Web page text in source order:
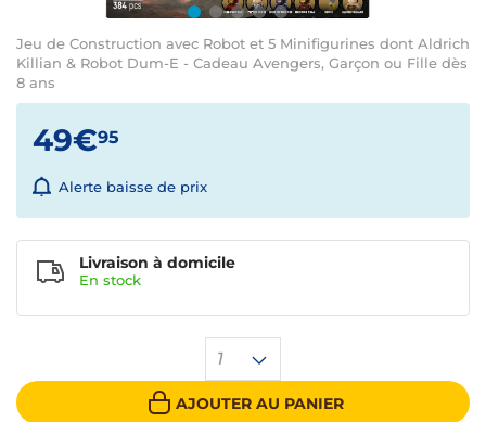
Jeu de Construction avec Robot et 5 Minifigurines dont Aldrich
Killian & Robot Dum-E - Cadeau Avengers, Garçon ou Fille dès
8 ans
49€95
Alerte baisse de prix
1
AJOUTER AU PANIER
Livraison à domicile
En stock